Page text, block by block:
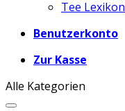
Tee Lexikon
Benutzerkonto
Zur Kasse
Alle Kategorien